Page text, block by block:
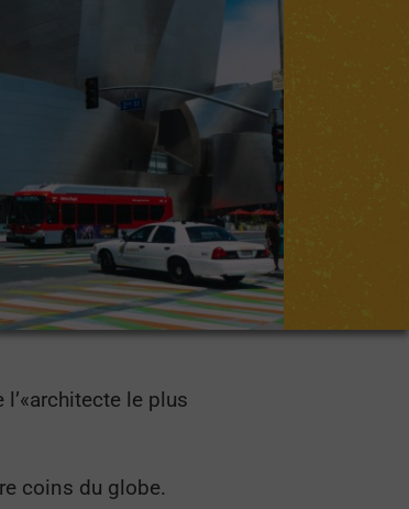
le plus
coins du globe.